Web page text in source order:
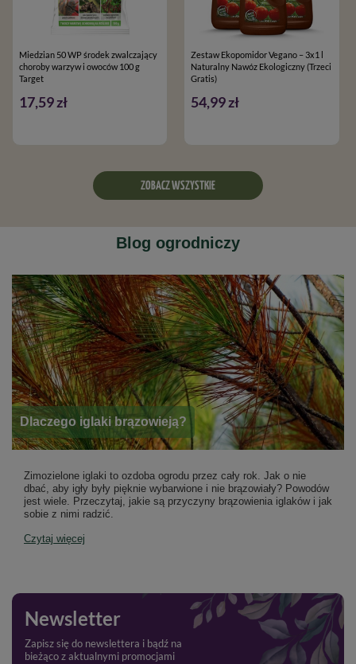
Miedzian 50 WP środek zwalczający
choroby warzyw i owoców 100 g
Target
17,59 zł
Zestaw Ekopomidor Vegano – 3x1 l
Naturalny Nawóz Ekologiczny (Trzeci
Gratis)
54,99 zł
ZOBACZ WSZYSTKIE
Blog ogrodniczy
​Dlaczego iglaki brązowieją?
Zimozielone iglaki to ozdoba ogrodu przez cały rok. Jak o nie
dbać, aby igły były pięknie wybarwione i nie brązowiały? Powodów
jest wiele. Przeczytaj, jakie są przyczyny brązowienia iglaków i jak
sobie z nimi radzić.
Czytaj więcej
Newsletter
Zapisz się do newslettera i bądź na
bieżąco z aktualnymi promocjami